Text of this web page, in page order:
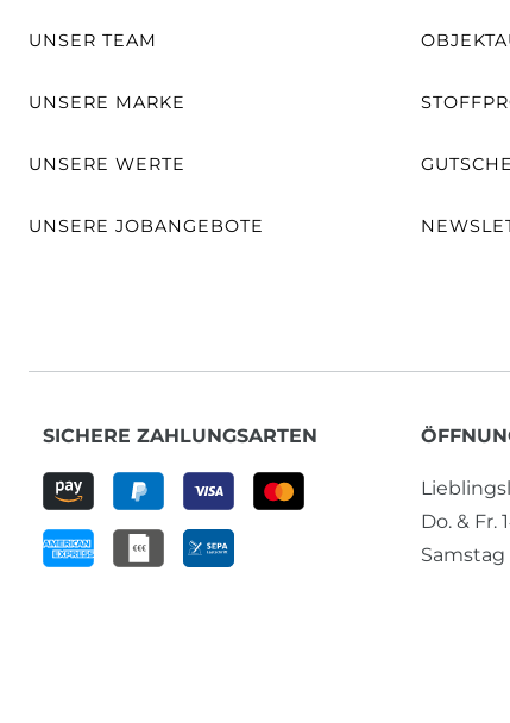
UNSER TEAM
UNSERE MARKE
UNSERE WERTE
UNSERE JOBANGEBOTE
SICHERE ZAHLUNGSARTEN
Do. & Fr.
Samstag